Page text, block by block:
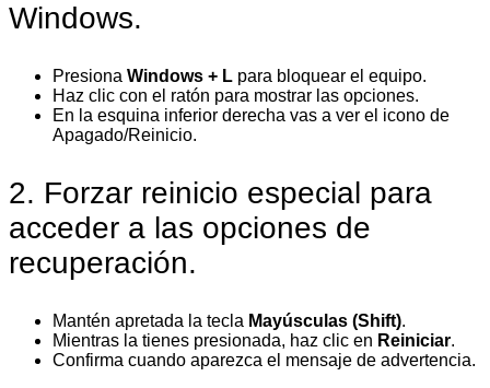
Windows.
Presiona Windows + L para bloquear el equipo.
Haz clic con el ratón para mostrar las opciones.
En la esquina inferior derecha vas a ver el icono de
Apagado/Reinicio.
2. Forzar reinicio especial para
acceder a las opciones de
recuperación.
Mantén apretada la tecla Mayúsculas (Shift).
Mientras la tienes presionada, haz clic en Reiniciar.
Confirma cuando aparezca el mensaje de advertencia.